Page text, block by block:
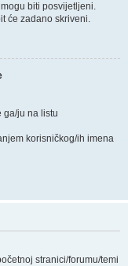
biti posvijetljeni.
će zadano skriveni.
ga/ju na listu
korisničkog/ih imena
stranici/forumu/temi